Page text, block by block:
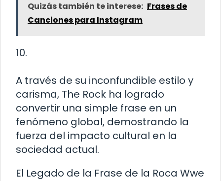
Quizás también te interese: Frases de
Canciones para Instagram
10.
A través de su inconfundible estilo y
carisma, The Rock ha logrado
convertir una simple frase en un
fenómeno global, demostrando la
fuerza del impacto cultural en la
sociedad actual.
El Legado de la Frase de la Roca Wwe